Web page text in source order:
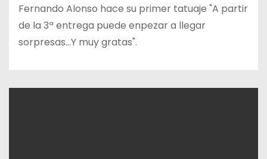
Fernando Alonso hace su primer tatuaje "A partir
de la 3ª entrega puede enpezar a llegar
sorpresas…Y muy gratas".